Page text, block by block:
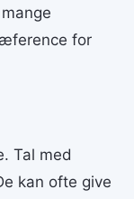
mange
for
Tal med
kan ofte give